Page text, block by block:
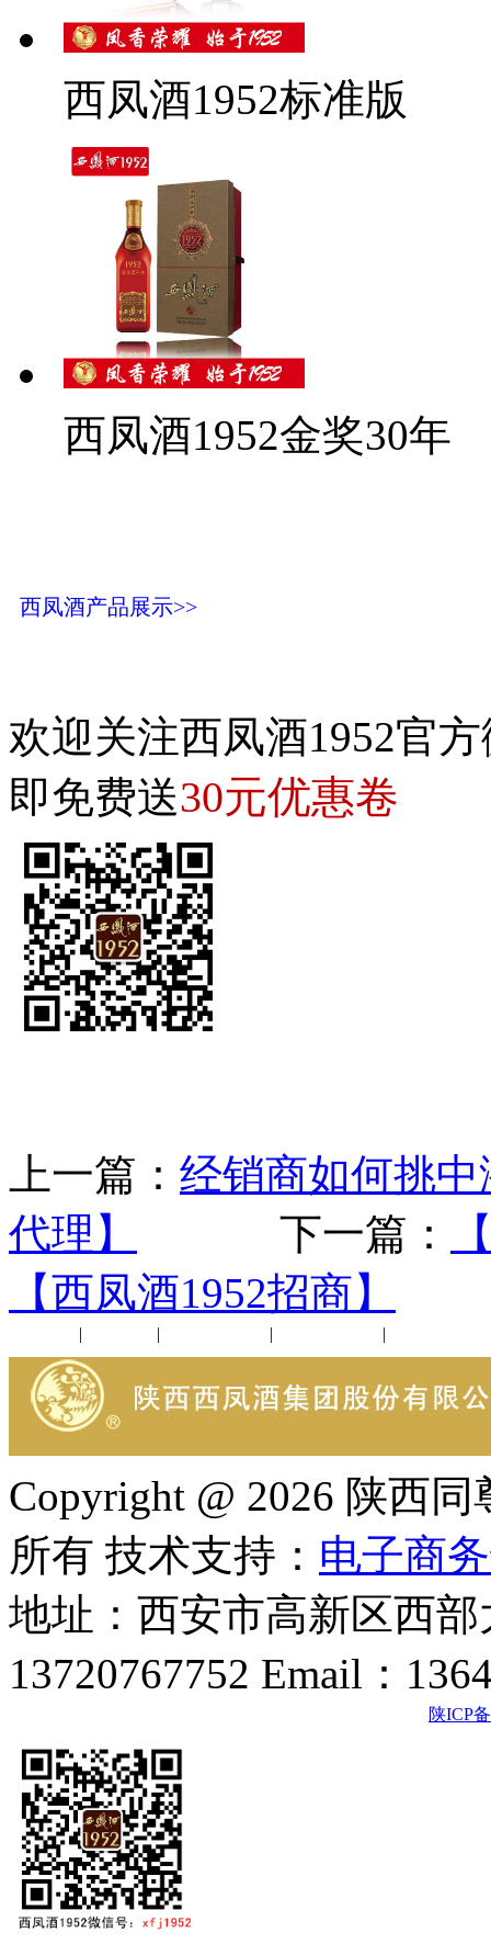
西凤酒1952标准版
西凤酒1952金奖30年
西凤酒产品展示>>
欢迎关注西凤酒1952官
即免费送30元优惠卷
上一篇： 经销商如何挑
代理】
下一篇：
【西凤酒1952招商】
| | | |
Copyright @ 2026 陕西
所有 技术支持： 电子商
地址：西安市高新区西
13720767752 Email：
陕ICP